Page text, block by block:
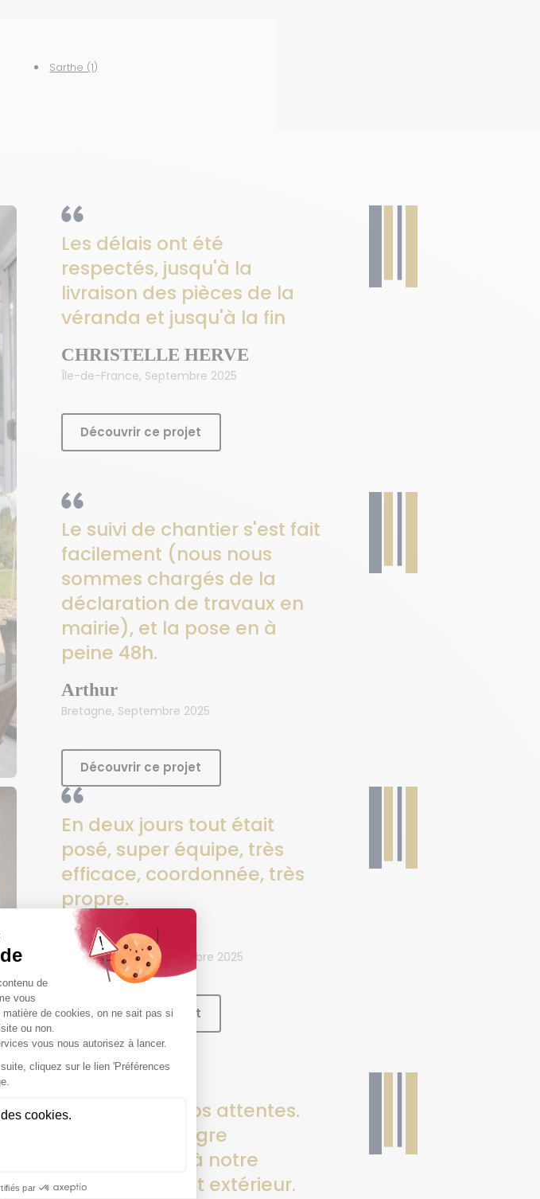
Sarthe (1)
Les délais ont été
respectés, jusqu'à la
livraison des pièces de la
véranda et jusqu'à la fin
CHRISTELLE HERVE
Île-de-France, Septembre 2025
Découvrir ce projet
Le suivi de chantier s'est fait
facilement (nous nous
sommes chargés de la
déclaration de travaux en
mairie), et la pose en à
peine 48h.
Arthur
Bretagne, Septembre 2025
Découvrir ce projet
En deux jours tout était
posé, super équipe, très
efficace, coordonnée, très
propre.
Christian
Pays de la Loire, Septembre 2025
Découvrir ce projet
Conforme à nos attentes.
Le dôme s'intègre
parfaitement à notre
environnement extérieur.